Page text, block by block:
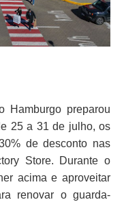
preparou
25 a 31 de julho, os
de desconto nas
Store. Durante o
acima e aproveitar
renovar o guarda-